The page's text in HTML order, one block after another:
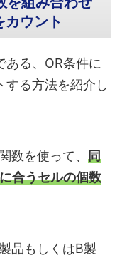
ウント
ある、OR条件に
する方法を紹介し
数を使って、 同
合うセルの個数
品もしくはB製